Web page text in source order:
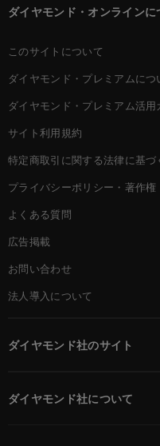
ダイヤモンド・オンラインに
このサイトについて
ダイヤモンド・プレミアムにつ
ダイヤモンド・プレミアム活用
サイト利用規約
特定商取引に関する法律に基づ
プライバシーポリシー・著作権
よくある質問
広告掲載
お問い合わせ
法人導入について
ダイヤモンド社のサイト
ダイヤモンド社について